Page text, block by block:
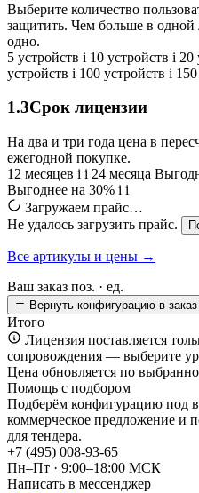
Выберите количество
защитить. Чем больше в одной
одно.
5 устройств i 10 устройств i 20
устройств i 100 устройств i
1.3Срок лицензии
На два и три года цена в
ежегодной покупке.
12 месяцев i i 24 месяца
Выгоднее на 30% i i
Загружаем прайс…
Не удалось загрузить прайс.
Все артикулы и цены →
Ваш заказ поз. · ед.
Вернуть конфигурацию в заказ
Итого
Лицензия поставляется
сопровождения — выберите
Цена обновляется по
Помощь с подбором
Подберём конфигурацию под
коммерческое предложение и
для тендера.
+7 (495) 008-93-65
Пн–Пт · 9:00–18:00 МСК
Написать в мессенджер